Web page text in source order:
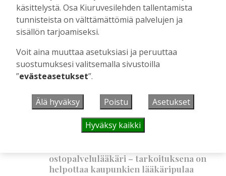
Tilaajille
Toimitus 4.7.2026 08:00
UUSIMMAT
Terveisiä eduskuntaan
Vilho Ruotsalainen 7.8.2026
ostopalvelulääkäri – tarkoituksena on
helpottaa kaupunkien lääkäripulaa
käsittelystä. Osa Kiuruvesilehden tallentamista
tunnisteista on välttämättömiä palvelujen ja
sisällön tarjoamiseksi.
Voit aina muuttaa asetuksiasi ja peruuttaa
suostumuksesi valitsemalla sivustoilla
”evästeasetukset”.
Älä hyväksy Poistu Asetukset
Hyväksy kaikki